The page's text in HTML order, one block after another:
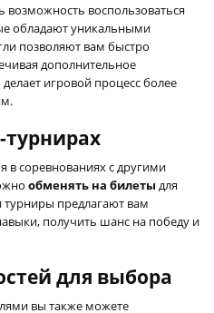
возможность воспользоваться
обладают уникальными
позволяют вам быстро
дополнительное
игровой процесс более
в соревнованиях с другими
обменять на билеты для
турниры предлагают вам
получить шанс на победу и
для выбора
вы также можете